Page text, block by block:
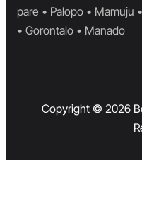
pare • Palopo • Mamuju
• Gorontalo • Manado
Copyright © 2026